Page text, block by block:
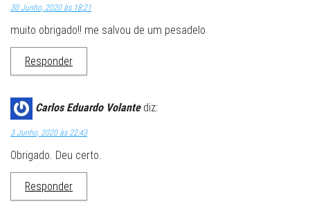
30 Junho, 2020 às 18:21
muito obrigado!! me salvou de um pesadelo
Responder
Carlos Eduardo Volante diz:
3 Junho, 2020 às 22:43
Obrigado. Deu certo.
Responder